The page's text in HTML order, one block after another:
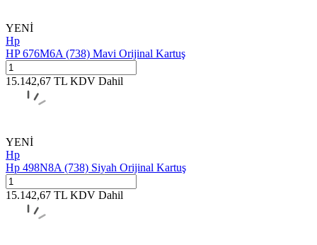
YENİ
Hp
HP 676M6A (738) Mavi Orijinal Kartuş
15.142,67 TL KDV Dahil
YENİ
Hp
Hp 498N8A (738) Siyah Orijinal Kartuş
15.142,67 TL KDV Dahil